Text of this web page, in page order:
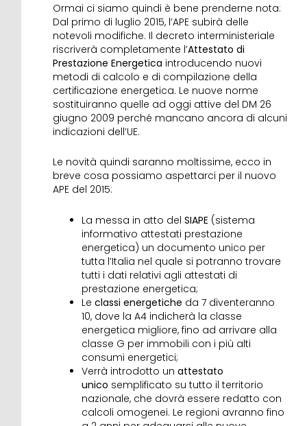
Ormai ci siamo quindi è bene prenderne nota:
Dal primo di luglio 2015, l’APE subirà delle
notevoli modifiche. Il decreto interministeriale
riscriverà completamente l’Attestato di
Prestazione Energetica introducendo nuovi
metodi di calcolo e di compilazione della
certificazione energetica. Le nuove norme
sostituiranno quelle ad oggi attive del DM 26
giugno 2009 perché mancano ancora di alcuni
indicazioni dell’UE.
Le novità quindi saranno moltissime, ecco in
breve cosa possiamo aspettarci per il nuovo
APE del 2015:
La messa in atto del SIAPE (sistema
informativo attestati prestazione
energetica) un documento unico per
tutta l’Italia nel quale si potranno trovare
tutti i dati relativi agli attestati di
prestazione energetica;
Le classi energetiche da 7 diventeranno
10, dove la A4 indicherà la classe
energetica migliore, fino ad arrivare alla
classe G per immobili con i più alti
consumi energetici;
Verrà introdotto un attestato
unico semplificato su tutto il territorio
nazionale, che dovrà essere redatto con
calcoli omogenei. Le regioni avranno fino